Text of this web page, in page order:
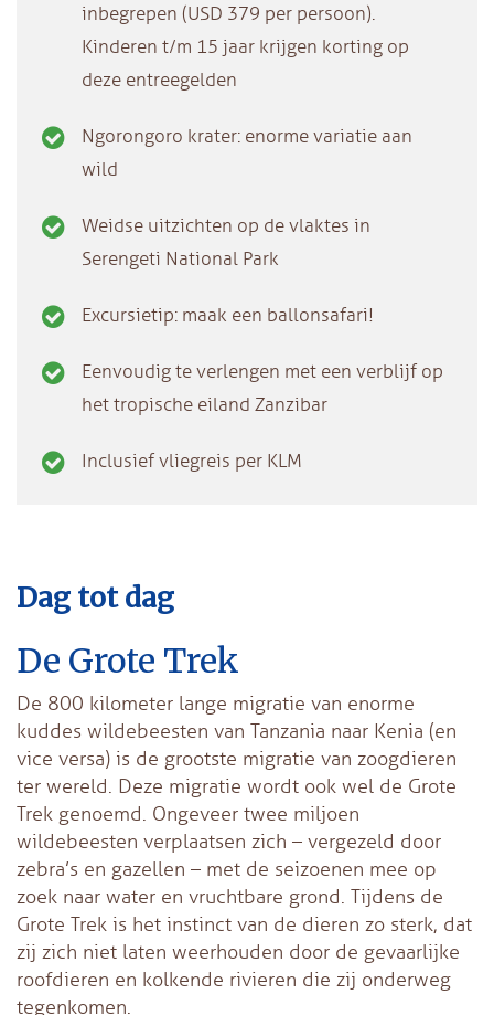
inbegrepen (USD 379 per persoon).
Kinderen t/m 15 jaar krijgen korting op
deze entreegelden
Ngorongoro krater: enorme variatie aan
wild
Weidse uitzichten op de vlaktes in
Serengeti National Park
Excursietip: maak een ballonsafari!
Eenvoudig te verlengen met een verblijf op
het tropische eiland Zanzibar
Inclusief vliegreis per KLM
Dag tot dag
De Grote Trek
De 800 kilometer lange migratie van enorme
kuddes wildebeesten van Tanzania naar Kenia (en
vice versa) is de grootste migratie van zoogdieren
ter wereld. Deze migratie wordt ook wel de Grote
Trek genoemd. Ongeveer twee miljoen
wildebeesten verplaatsen zich – vergezeld door
zebra’s en gazellen – met de seizoenen mee op
zoek naar water en vruchtbare grond. Tijdens de
Grote Trek is het instinct van de dieren zo sterk, dat
zij zich niet laten weerhouden door de gevaarlijke
roofdieren en kolkende rivieren die zij onderweg
tegenkomen.